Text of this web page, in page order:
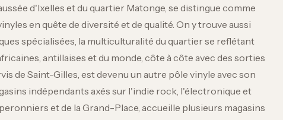
d'Ixelles et du quartier Matonge, se distingue comme
en quête de diversité et de qualité. On y trouve aussi
spécialisées, la multiculturalité du quartier se reflétant
antillaises et du monde, côte à côte avec des sorties
de Saint-Gilles, est devenu un autre pôle vinyle avec son
indépendants axés sur l'indie rock, l'électronique et
et de la Grand-Place, accueille plusieurs magasins